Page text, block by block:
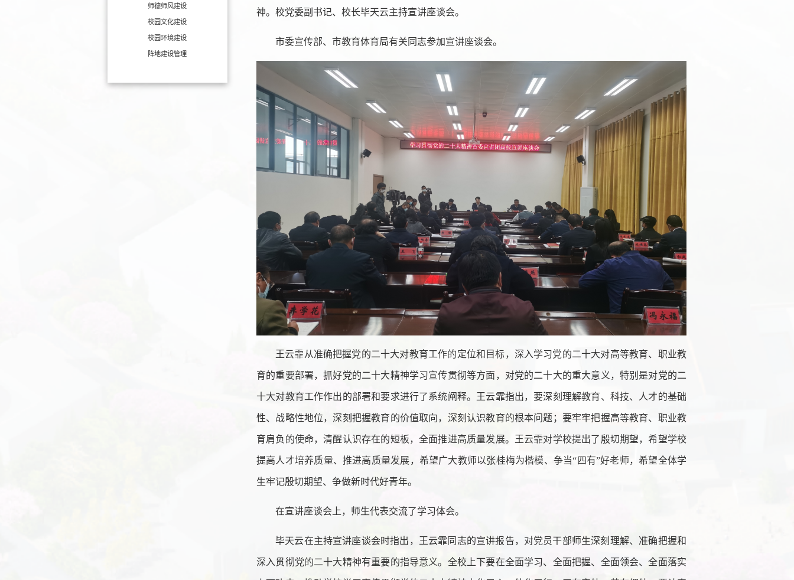
师德师风建设
校园文化建设
校园环境建设
阵地建设管理
神。校党委副书记、校长毕天云主持宣讲座谈会。
市委宣传部、市教育体育局有关同志参加宣讲座谈会。
王云霏从准确把握党的二十大对教育工作的定位和目标，深入学习党的二十大对高等教育、职业教
育的重要部署，抓好党的二十大精神学习宣传贯彻等方面，对党的二十大的重大意义，特别是对党的二
十大对教育工作作出的部署和要求进行了系统阐释。王云霏指出，要深刻理解教育、科技、人才的基础
性、战略性地位，深刻把握教育的价值取向，深刻认识教育的根本问题；要牢牢把握高等教育、职业教
育肩负的使命，清醒认识存在的短板，全面推进高质量发展。王云霏对学校提出了殷切期望，希望学校
提高人才培养质量、推进高质量发展，希望广大教师以张桂梅为楷模、争当“四有”好老师，希望全体学
生牢记殷切期望、争做新时代好青年。
在宣讲座谈会上，师生代表交流了学习体会。
毕天云在主持宣讲座谈会时指出，王云霏同志的宣讲报告，对党员干部师生深刻理解、准确把握和
深入贯彻党的二十大精神有重要的指导意义。全校上下要在全面学习、全面把握、全面领会、全面落实